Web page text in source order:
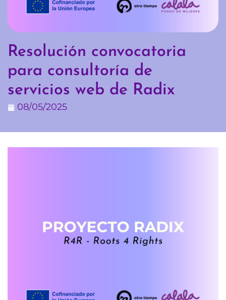
Resolución convocatoria
para consultoría de
servicios web de Radix
08/05/2025